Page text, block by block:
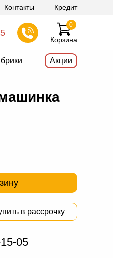
Контакты Кредит
Корзина
0
Акции
в рассрочку
05